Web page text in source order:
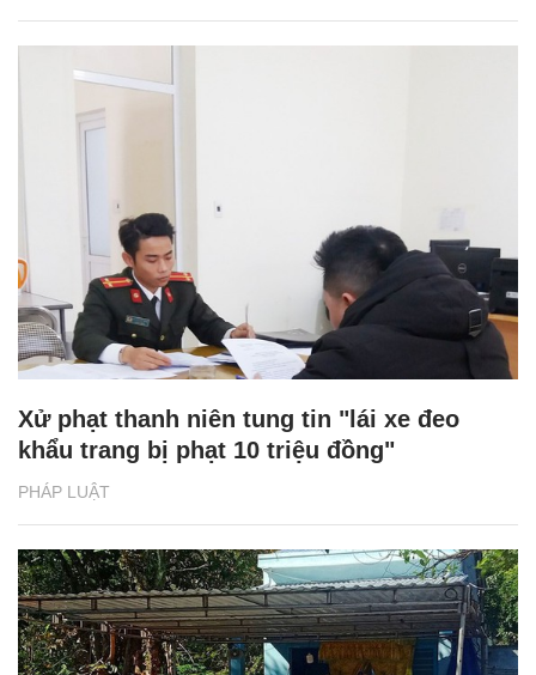
PHÁP LUẬT
Xử phạt thanh niên tung tin "lái xe đeo
khẩu trang bị phạt 10 triệu đồng"